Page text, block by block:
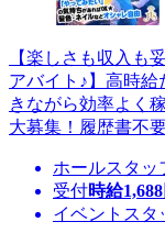
【楽しさも収入も
アバイト♪】高時
きながら効率よく
大募集！履歴書不
ホールスタッ
受付時給1,688
イベントスタ